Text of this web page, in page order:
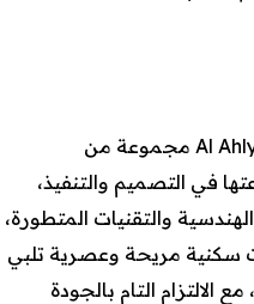
تمتلك Al Ahly Sabbour Developments مجموعة من
في التصميم والتنفيذ،
والتقنيات المتطورة،
سكنية مريحة وعصرية تلبي
الالتزام التام بالجودة